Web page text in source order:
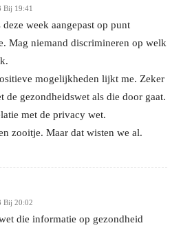
Bij 19:41
week aangepast op punt
Mag niemand discrimineren op welk
mogelijkheden lijkt me. Zeker
de gezondheidswet als die door gaat.
met de privacy wet.
zooitje. Maar dat wisten we al.
Bij 20:02
die informatie op gezondheid